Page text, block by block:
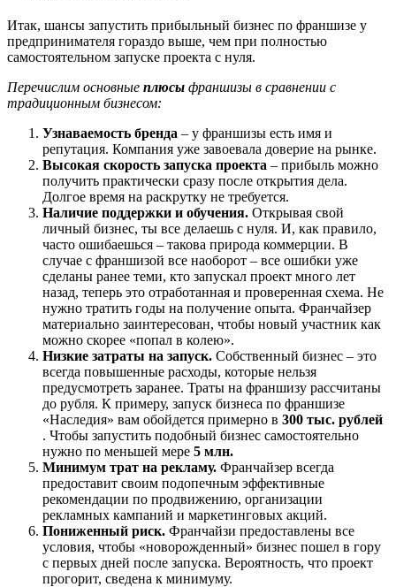
Итак, шансы запустить прибыльный бизнес по франшизе у
предпринимателя гораздо выше, чем при полностью
самостоятельном запуске проекта с нуля.
Перечислим основные плюсы франшизы в сравнении с
традиционным бизнесом:
Узнаваемость бренда – у франшизы есть имя и
репутация. Компания уже завоевала доверие на рынке.
Высокая скорость запуска проекта – прибыль можно
получить практически сразу после открытия дела.
Долгое время на раскрутку не требуется.
Наличие поддержки и обучения. Открывая свой
личный бизнес, ты все делаешь с нуля. И, как правило,
часто ошибаешься – такова природа коммерции. В
случае с франшизой все наоборот – все ошибки уже
сделаны ранее теми, кто запускал проект много лет
назад, теперь это отработанная и проверенная схема. Не
нужно тратить годы на получение опыта. Франчайзер
материально заинтересован, чтобы новый участник как
можно скорее «попал в колею».
Низкие затраты на запуск. Собственный бизнес – это
всегда повышенные расходы, которые нельзя
предусмотреть заранее. Траты на франшизу рассчитаны
до рубля. К примеру, запуск бизнеса по франшизе
«Наследия» вам обойдется примерно в 300 тыс. рублей
. Чтобы запустить подобный бизнес самостоятельно
нужно по меньшей мере 5 млн.
Минимум трат на рекламу. Франчайзер всегда
предоставит своим подопечным эффективные
рекомендации по продвижению, организации
рекламных кампаний и маркетинговых акций.
Пониженный риск. Франчайзи предоставлены все
условия, чтобы «новорожденный» бизнес пошел в гору
с первых дней после запуска. Вероятность, что проект
прогорит, сведена к минимуму.